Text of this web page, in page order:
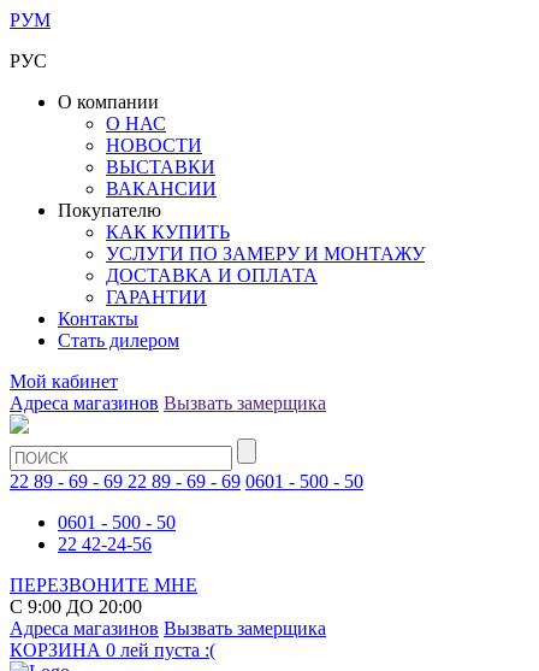
РУМ
РУС
О компании
О НАС
НОВОСТИ
ВЫСТАВКИ
ВАКАНСИИ
Покупателю
КАК КУПИТЬ
УСЛУГИ ПО ЗАМЕРУ И МОНТАЖУ
ДОСТАВКА И ОПЛАТА
ГАРАНТИИ
Контакты
Стать дилером
Мой кабинет
Адреса магазинов Вызвать замерщика
22 89 - 69 - 69 22 89 - 69 - 69 0601 - 500 - 50
0601 - 500 - 50
22 42-24-56
ПЕРЕЗВОНИТЕ МНЕ
С 9:00 ДО 20:00
Адреса магазинов Вызвать замерщика
КОРЗИНА 0 лей пуста :(